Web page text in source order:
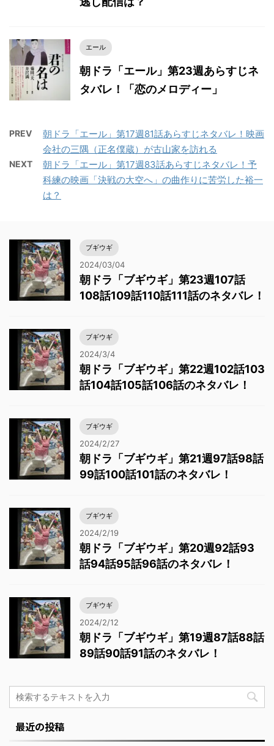
エール
朝ドラ「エール」第23週あらすじネ
タバレ！「恋のメロディー」
PREV
朝ドラ「エール」第17週81話あらすじネタバレ！映画
会社の三隅（正名僕蔵）が古山家を訪れる
NEXT
朝ドラ「エール」第17週83話あらすじネタバレ！予
科練の映画「決戦の大空へ」の曲作りに苦労した裕一
は？
ブギウギ
2024/03/04
朝ドラ「ブギウギ」第23週107話
108話109話110話111話のネタバレ！
ブギウギ
2024/3/4
朝ドラ「ブギウギ」第22週102話103
話104話105話106話のネタバレ！
ブギウギ
2024/2/27
朝ドラ「ブギウギ」第21週97話98話
99話100話101話のネタバレ！
ブギウギ
2024/2/19
朝ドラ「ブギウギ」第20週92話93
話94話95話96話のネタバレ！
ブギウギ
2024/2/12
朝ドラ「ブギウギ」第19週87話88話
89話90話91話のネタバレ！
最近の投稿